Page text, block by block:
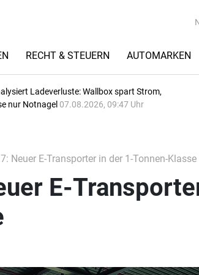
RECHT & STEUERN AUTOMARKEN
Ladeverluste: Wallbox spart Strom,
nur Notnagel 07.08.2026, 09:47 Uhr
Neuer E-Transporter in der 1-Tonnen-Klasse
E-